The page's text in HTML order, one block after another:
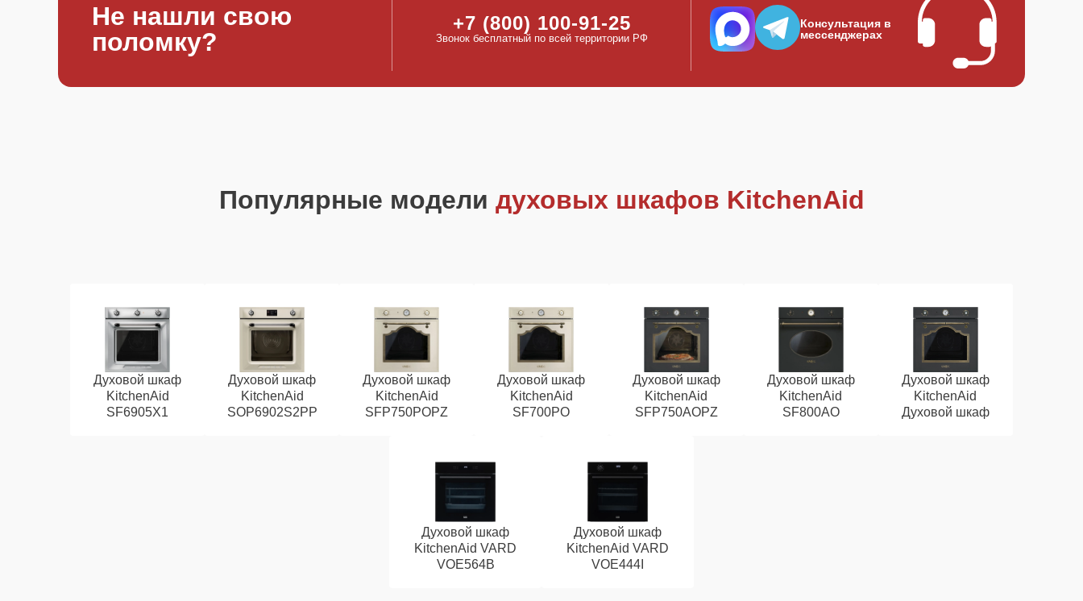
Не нашли свою
поломку?
+7 (800) 100-91-25
Звонок бесплатный по всей территории РФ
Консультация в
мессенджерах
Популярные модели духовых шкафов KitchenAid
Духовой шкаф
KitchenAid
SF6905X1
Духовой шкаф
KitchenAid
SOP6902S2PP
Духовой шкаф
KitchenAid
SFP750POPZ
Духовой шкаф
KitchenAid
SF700PO
Духовой шкаф
KitchenAid
SFP750AOPZ
Духовой шкаф
KitchenAid
SF800AO
Духовой шкаф
KitchenAid
Духовой шкаф
Духовой шкаф
KitchenAid VARD
VOE564B
Духовой шкаф
KitchenAid VARD
VOE444I